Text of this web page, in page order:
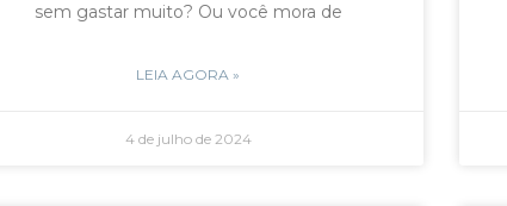
sem gastar muito? Ou você mora de
LEIA AGORA »
4 de julho de 2024